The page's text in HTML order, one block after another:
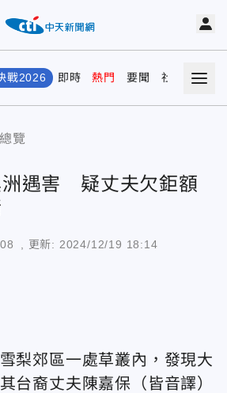
戰2026 即時 熱門 要聞 社會 娛樂
總覽
洲遇害 疑丈夫欠鉅額
, 更新: 2024/12/19 18:14
梨郊區一處草叢內，發現大
台裔丈夫陳嘉保（皆音譯）